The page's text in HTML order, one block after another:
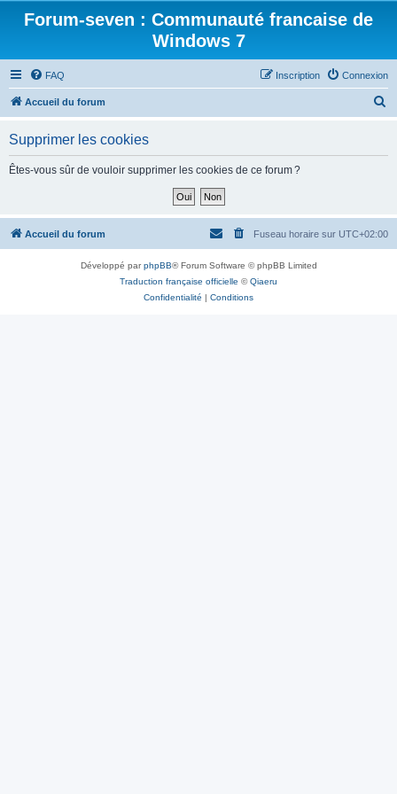
Forum-seven : Communauté francaise de
Windows 7
FAQ Connexion
Inscription
Accueil du forum
h
Supprimer les cookies
Êtes-vous sûr de vouloir supprimer les cookies de ce forum ?
Accueil du forum Fuseau horaire sur UTC+02:00
Développé parphpBB® Forum Software © phpBB Limited
Traduction française officielle ©Qiaeru
Confidentialité | Conditions